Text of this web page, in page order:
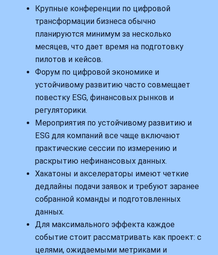
Крупные конференции по цифровой
трансформации бизнеса обычно
планируются минимум за несколько
месяцев, что дает время на подготовку
пилотов и кейсов.
Форум по цифровой экономике и
устойчивому развитию часто совмещает
повестку ESG, финансовых рынков и
регуляторики.
Мероприятия по устойчивому развитию и
ESG для компаний все чаще включают
практические сессии по измерению и
раскрытию нефинансовых данных.
Хакатоны и акселераторы имеют четкие
дедлайны подачи заявок и требуют заранее
собранной команды и подготовленных
данных.
Для максимального эффекта каждое
событие стоит рассматривать как проект: с
целями, ожидаемыми метриками и